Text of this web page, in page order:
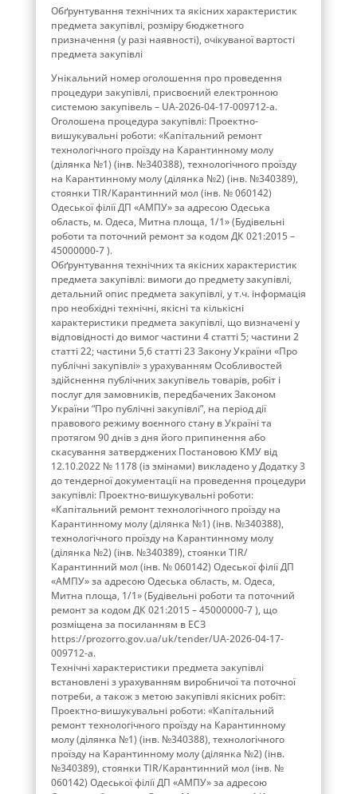
Обґрунтування технічних та якісних характеристик
предмета закупівлі, розміру бюджетного
призначення (у разі наявності), очікуваної вартості
предмета закупівлі
Унікальний номер оголошення про проведення
процедури закупівлі, присвоєний електронною
системою закупівель – UA-2026-04-17-009712-a.
Оголошена процедура закупівлі: Проектно-
вишукувальні роботи: «Капітальний ремонт
технологічного проїзду на Карантинному молу
(ділянка №1) (інв. №340388), технологічного проїзду
на Карантинному молу (ділянка №2) (інв. №340389),
стоянки TIR/Карантинний мол (інв. № 060142)
Одеської філії ДП «АМПУ» за адресою Одеська
область, м. Одеса, Митна площа, 1/1» (Будівельні
роботи та поточний ремонт за кодом ДК 021:2015 –
45000000-7 ).
Обґрунтування технічних та якісних характеристик
предмета закупівлі: вимоги до предмету закупівлі,
детальний опис предмета закупівлі, у т.ч. інформація
про необхідні технічні, якісні та кількісні
характеристики предмета закупівлі, що визначені у
відповідності до вимог частини 4 статті 5; частини 2
статті 22; частини 5,6 статті 23 Закону України «Про
публічні закупівлі» з урахуванням Особливостей
здійснення публічних закупівель товарів, робіт і
послуг для замовників, передбачених Законом
України “Про публічні закупівлі”, на період дії
правового режиму воєнного стану в Україні та
протягом 90 днів з дня його припинення або
скасування затверджених Постановою КМУ від
12.10.2022 № 1178 (із змінами) викладено у Додатку 3
до тендерної документації на проведення процедури
закупівлі: Проектно-вишукувальні роботи:
«Капітальний ремонт технологічного проїзду на
Карантинному молу (ділянка №1) (інв. №340388),
технологічного проїзду на Карантинному молу
(ділянка №2) (інв. №340389), стоянки TIR/
Карантинний мол (інв. № 060142) Одеської філії ДП
«АМПУ» за адресою Одеська область, м. Одеса,
Митна площа, 1/1» (Будівельні роботи та поточний
ремонт за кодом ДК 021:2015 – 45000000-7 ), що
розміщена за посиланням в ЕСЗ
https://prozorro.gov.ua/uk/tender/UA-2026-04-17-
009712-a.
Технічні характеристики предмета закупівлі
встановлені з урахуванням виробничої та поточної
потреби, а також з метою закупівлі якісних робіт:
Проектно-вишукувальні роботи: «Капітальний
ремонт технологічного проїзду на Карантинному
молу (ділянка №1) (інв. №340388), технологічного
проїзду на Карантинному молу (ділянка №2) (інв.
№340389), стоянки TIR/Карантинний мол (інв. №
060142) Одеської філії ДП «АМПУ» за адресою